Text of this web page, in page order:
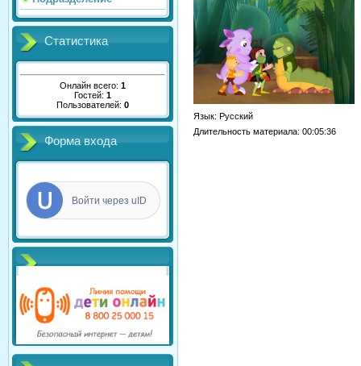
Статистика
Онлайн всего: 1
Гостей: 1
Пользователей: 0
Форма входа
Войти через uID
Язык: Русский
Длительность материала: 00:05:36